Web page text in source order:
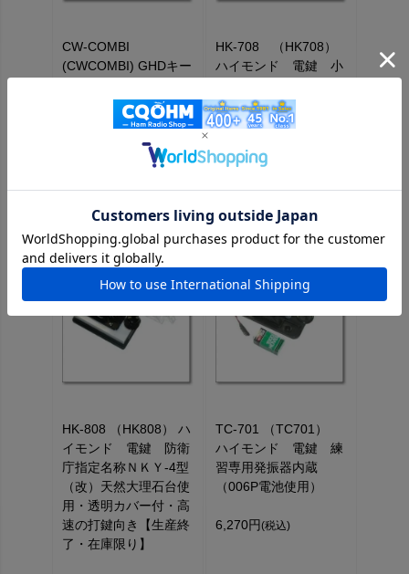
CW-COMBI
(CWCOMBI) GHDキー
ル第五弾はコンビネー
ションキー！1台で縦
横を入れながら抜群の
打ち心地を実現。省ス
46,773円(税込)
HK-708 （HK708）
ハイモンド 電鍵 小
型 透明カバーなし
HK-808 （HK808） ハ
イモンド 電鍵 防衛
庁指定名称ＮＫＹ-4型
（改）天然大理石台使
用・透明カバー付・高
速の打鍵向き【生産終
了・在庫限り】
TC-701 （TC701）
ハイモンド 電鍵 練
習専用発振器内蔵
（006P電池使用）
6,270円 (税込)